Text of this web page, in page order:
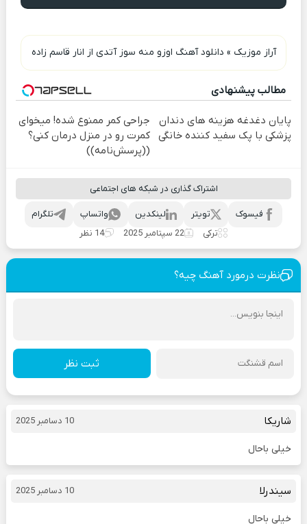
آراز موزیک » دانلود آهنگ اوزو منه سوز آتدی از انار قاسم زاده
مطالب پیشنهادی
پایان دغدغه هزینه های دندان
پزشکی با پک سفید کننده خانگی
جراحی کمر ممنوع شده! میخوای
کمرت رو در منزل درمان کنی؟
((پرسش‌نامه))
اشتراک گذاری در شبکه های اجتماعی
تلگرام واتساپ لینکدین تویتر
فیسوک
ترکی
22 سپتامبر 2025 14 نظر
نظرت درمورد آهنگ چیه؟
ثبت نظر
شاریکا 10 دسامبر 2025
خیلی باحال
سیندرلا 10 دسامبر 2025
خیلی باحال